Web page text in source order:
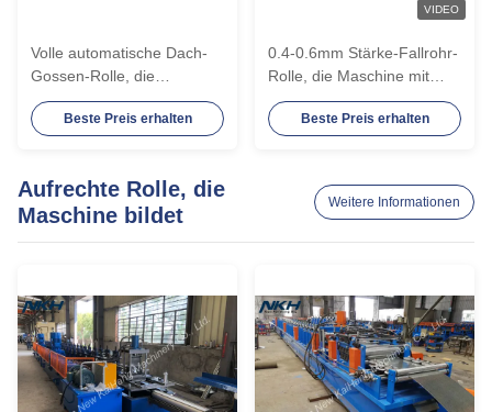
Volle automatische Dach-
Gossen-Rolle, die
Maschine mit 12 Monaten
Garantie-bildet
Beste Preis erhalten
VIDEO
0.4-0.6mm Stärke-Fallrohr-
Rolle, die Maschine mit
PLC-Kontrollsystem bildet
Beste Preis erhalten
Aufrechte Rolle, die
Maschine bildet
Weitere Informationen